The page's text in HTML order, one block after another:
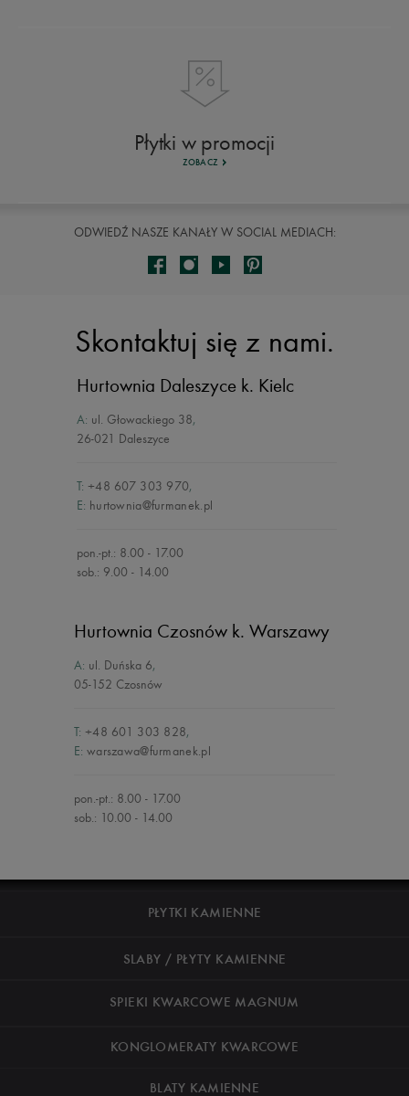
Płytki w promocji
ZOBACZ
ODWIEDŹ NASZE KANAŁY W SOCIAL MEDIACH:
Skontaktuj się z nami.
Hurtownia Daleszyce k. Kielc
A: ul. Głowackiego 38,
26-021 Daleszyce
T: +48 607 303 970,
E: hurtownia@furmanek.pl
pon.-pt.: 8.00 - 17.00
sob.: 9.00 - 14.00
Hurtownia Czosnów k. Warszawy
A: ul. Duńska 6,
05-152 Czosnów
T: +48 601 303 828,
E: warszawa@furmanek.pl
pon.-pt.: 8.00 - 17.00
sob.: 10.00 - 14.00
PŁYTKI KAMIENNE
SLABY / PŁYTY KAMIENNE
SPIEKI KWARCOWE MAGNUM
KONGLOMERATY KWARCOWE
BLATY KAMIENNE